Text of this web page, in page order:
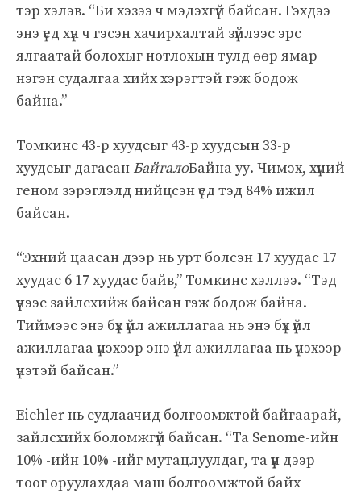
тэр хэлэв. “Би хэзээ ч мэдэхгүй байсан. Гэхдээ
энэ үед хүн ч гэсэн хачирхалтай зүйлээс эрс
ялгаатай болохыг нотлохын тулд өөр ямар
нэгэн судалгаа хийх хэрэгтэй гэж бодож
байна.”
Томкинс 43-р хуудсыг 43-р хуудсын 33-р
хуудсыг дагасан БайгалөБайна уу. Чимэх, хүний
​​геном зэрэглэлд нийцсэн үед тэд 84% ижил
байсан.
“Эхний цаасан дээр нь урт болсэн 17 хуудас 17
хуудас 6 17 хуудас байв,” Томкинс хэллээ. “Тэд
үүнээс зайлсхийж байсан гэж бодож байна.
Тиймээс энэ бүх үйл ажиллагаа нь энэ бүх үйл
ажиллагаа үнэхээр энэ үйл ажиллагаа нь үнэхээр
үнэтэй байсан.”
Eichler нь судлаачид болгоомжтой байгаарай,
зайлсхийх боломжгүй байсан. “Та Senome-ийн
10% -ийн 10% -ийг мутацлуулдаг, та үүн дээр
тоог оруулахдаа маш болгоомжтой байх